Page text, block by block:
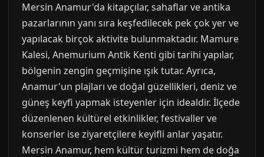
Mersin Anamur'da kitapçılar, sahaflar ve antika
pazarlarının yanı sıra keşfedilecek pek çok yer ve
yapılacak birçok aktivite bulunmaktadır. Mamure
Kalesi, Anemurium Antik Kenti gibi tarihi yapılar,
bölgenin zengin geçmişine ışık tutar. Ayrıca,
Anamur'un plajları ve doğal güzellikleri, deniz ve
güneş keyfi yapmak isteyenler için idealdir. İlçede
düzenlenen kültürel etkinlikler, festivaller ve
konserler ise ziyaretçilere keyifli anlar yaşatır.
Mersin Anamur, hem kültür turizmi hem de doğa